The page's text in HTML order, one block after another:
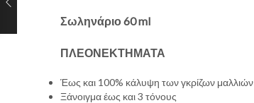
Σωληνάριο 60 ml
ΠΛΕΟΝΕΚΤΗΜΑΤΑ
Έως και 100% κάλυψη των γκρίζων μαλλιών
Ξάνοιγμα έως και 3 τόνους